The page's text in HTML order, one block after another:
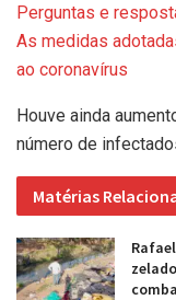
Perguntas e
As medidas
ao coronavírus
Houve ainda
número de
Matérias